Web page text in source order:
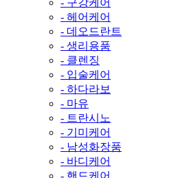
- 구강케어
- 헤어케어
- 데오드란트
- 생리용품
- 클렌징
- 입술케어
- 하다라보
- 마유
- 트란시노
- 기미케어
- 남성화장품
- 바디케어
- 핸드케어